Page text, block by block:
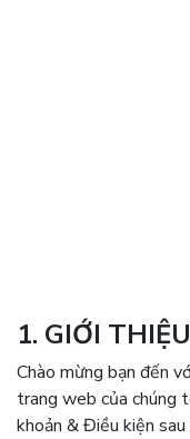
1. GIỚI THIỆU
Chào mừng bạn đến
trang web của chúng
khoản & Điều kiện